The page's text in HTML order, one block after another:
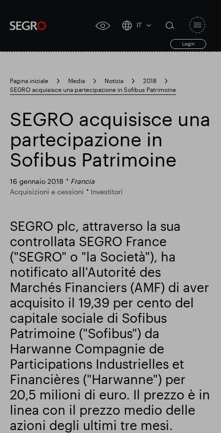
accessibility
IT
Login
search
form
Submit
search
Search
Ricerca popolare
Responsabile SEGRO
Slough proprietà commerciale
Risultati finanziari
Aggiornamento commerciale
Parco intelligente
toggle
Pagina iniziale Media Notizia
2018
SEGRO acquisisce una partecipazione in Sofibus Patrimoine
SEGRO acquisisce una
partecipazione in
Sofibus Patrimoine
16 gennaio 2018
Francia
Acquisizioni e cessioni
Investitori
SEGRO plc, attraverso la sua
controllata SEGRO France
("SEGRO" o "la Società"), ha
notificato all'Autorité des
Marchés Financiers (AMF) di aver
acquisito il 19,39 per cento del
capitale sociale di Sofibus
Patrimoine ("Sofibus") da
Harwanne Compagnie de
Participations Industrielles et
Financières ("Harwanne") per
20,5 milioni di euro. Il prezzo è in
linea con il prezzo medio delle
azioni degli ultimi tre mesi.